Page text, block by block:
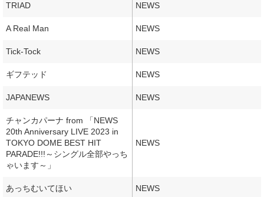
TRIAD NEWS
A Real Man NEWS
Tick-Tock NEWS
ギフテッド NEWS
JAPANEWS NEWS
チャンカパーナ from 「NEWS
20th Anniversary LIVE 2023 in
TOKYO DOME BEST HIT
PARADE!!!～シングル全部やっち
ゃいます～」
NEWS
あっちむいてほい NEWS